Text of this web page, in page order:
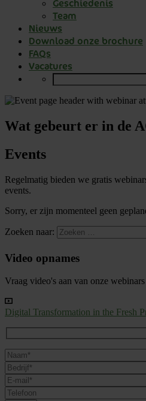
Geschiedenis
Team
Nieuws
Download onze brochure
FAQs
Vacatures
Wat gebeurt er in de
Events
Regelmatig bieden we gratis
events.
Sorry, er zijn momenteel geen
Zoeken naar:
Video opnames
Vraag video's aan van onze
Digital Transformation in the Fresh